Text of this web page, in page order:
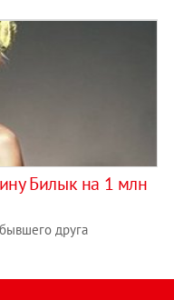
Билык на 1 млн
друга